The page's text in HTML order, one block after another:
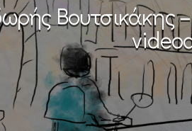
Βουτσικάκης